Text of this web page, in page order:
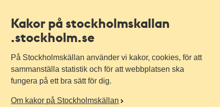
Kakor på stockholmskallan
.stockholm.se
På Stockholmskällan använder vi kakor, cookies, för att
sammanställa statistik och för att webbplatsen ska
fungera på ett bra sätt för dig.
Om kakor på Stockholmskällan